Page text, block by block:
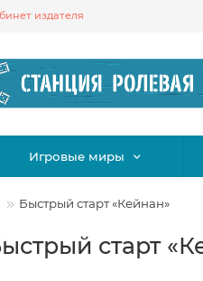
издателя
Игровые миры
Быстрый старт «Кейнан»
старт